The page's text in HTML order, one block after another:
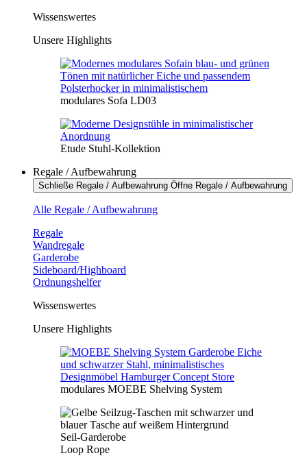
Wissenswertes
Unsere Highlights
modulares Sofa LD03
Etude Stuhl-Kollektion
Regale / Aufbewahrung
Schließe Regale / Aufbewahrung Öffne Regale / Aufbewahrung
Alle Regale / Aufbewahrung
Regale
Wandregale
Garderobe
Sideboard/Highboard
Ordnungshelfer
Wissenswertes
Unsere Highlights
modulares MOEBE Shelving System
Seil-Garderobe
Loop Rope